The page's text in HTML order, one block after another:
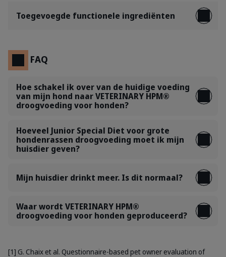
Toegevoegde functionele ingrediënten
FAQ
Hoe schakel ik over van de huidige voeding
van mijn hond naar VETERINARY HPM®
droogvoeding voor honden?
Hoeveel Junior Special Diet voor grote
hondenrassen droogvoeding moet ik mijn
huisdier geven?
Mijn huisdier drinkt meer. Is dit normaal?
Waar wordt VETERINARY HPM®
droogvoeding voor honden geproduceerd?
[1] G. Chaix et al. Questionnaire-based pet owner evaluation of